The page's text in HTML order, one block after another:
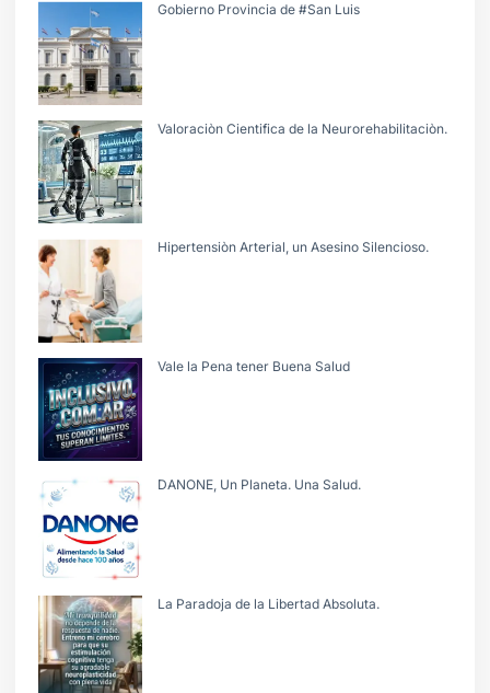
Gobierno Provincia de #San Luis
Valoraciòn Cientifica de la Neurorehabilitaciòn.
Hipertensiòn Arterial, un Asesino Silencioso.
Vale la Pena tener Buena Salud
DANONE, Un Planeta. Una Salud.
La Paradoja de la Libertad Absoluta.